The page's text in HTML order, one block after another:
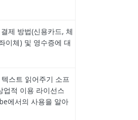
제 방법(신용카드, 체
이체) 및 영수증에 대
텍스트 읽어주기 소프
업적 이용 라이선스
에서의 사용을 알아